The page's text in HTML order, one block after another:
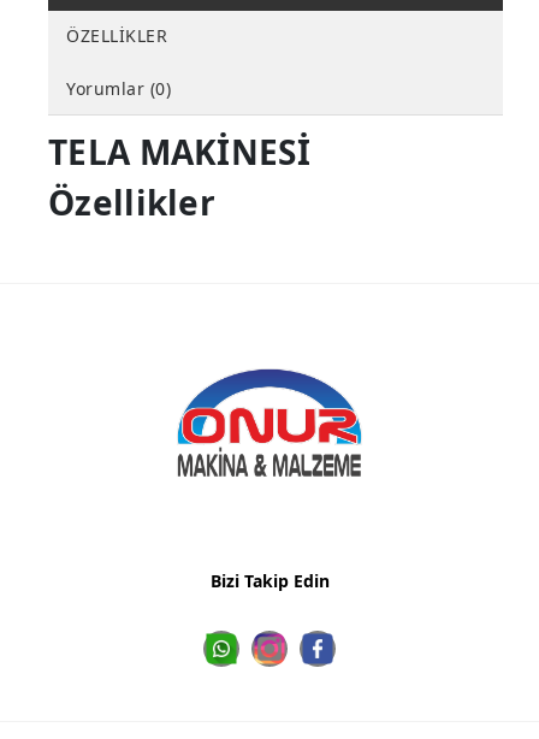
ÖZELLİKLER
Yorumlar (0)
TELA MAKİNESİ
Özellikler
Bizi Takip Edin